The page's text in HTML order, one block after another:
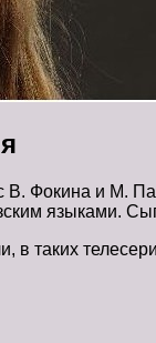
В. Фокина и М.
языками.
в таких